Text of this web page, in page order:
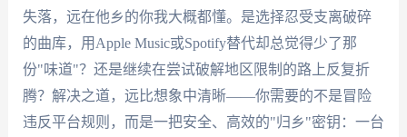
失落，远在他乡的你我大概都懂。是选择忍受支离破碎
的曲库，用Apple Music或Spotify替代却总觉得少了那
份"味道"？还是继续在尝试破解地区限制的路上反复折
腾？解决之道，远比想象中清晰——你需要的不是冒险
违反平台规则，而是一把安全、高效的"归乡"密钥：一台